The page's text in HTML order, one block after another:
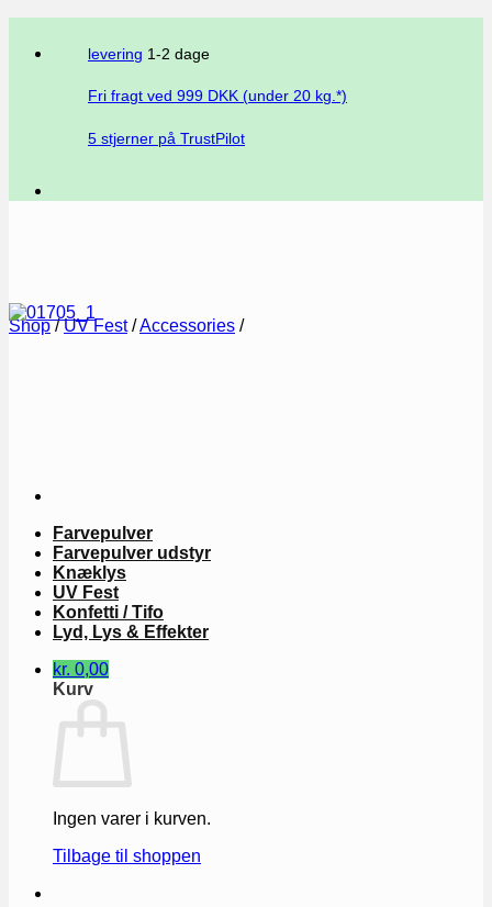
levering 1-2 dage
Fri fragt ved 999 DKK (under 20 kg.*)
5 stjerner på TrustPilot
Farvepulver
Farvepulver udstyr
Knæklys
UV Fest
Konfetti / Tifo
Lyd, Lys & Effekter
kr. 0,00
Kurv
Ingen varer i kurven.
Tilbage til shoppen
Shop / UV Fest /Accessories /